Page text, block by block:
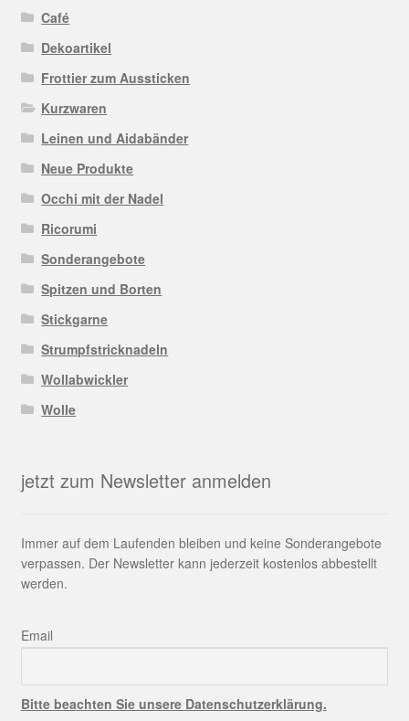
Café
Dekoartikel
Frottier zum Aussticken
Kurzwaren
Leinen und Aidabänder
Neue Produkte
Occhi mit der Nadel
Ricorumi
Sonderangebote
Spitzen und Borten
Stickgarne
Strumpfstricknadeln
Wollabwickler
Wolle
jetzt zum Newsletter anmelden
Immer auf dem Laufenden bleiben und keine Sonderangebote
verpassen. Der Newsletter kann jederzeit kostenlos abbestellt
werden.
Email
Bitte beachten Sie unsere Datenschutzerklärung.